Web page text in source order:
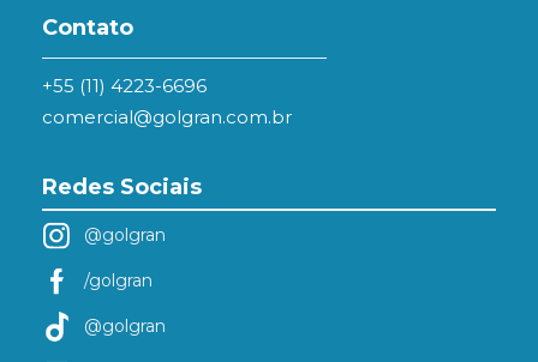
Contato
+55 (11) 4223-6696
comercial@golgran.com.br
Redes Sociais
@golgran
/golgran
@golgran